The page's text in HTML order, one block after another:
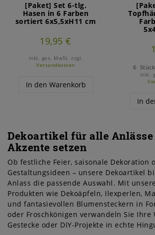
[Paket] Set 6-tlg.
Hasen in 6 Farben
sortiert 6x5,5xH11 cm
19,95 €
inkl. ges. MwSt. zzgl.
Versandkosten
In den Warenkorb
6 Stück
inkl.
In
Dekoartikel für alle
Akzente setzen
Ob festliche Feier, saisonale Dekoration
Gestaltungsideen – unsere Dekoartikel
Anlass die passende Auswahl. Mit
Produkten wie Dekoäpfeln, Ilexperlen,
und fantasievollen Blumensteckern in
oder Froschkönigen verwandeln Sie Ihre
Gestecke oder DIY-Projekte in echte